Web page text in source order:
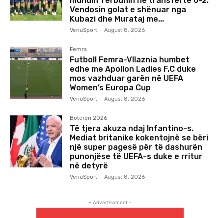
Vendosin golat e shënuar nga
Kubazi dhe Murataj me...
VeriuSport - August 8, 2026
Femra
Futboll Femra-Vllaznia humbet
edhe me Apollon Ladies F.C duke
mos vazhduar garën në UEFA
Women’s Europa Cup
VeriuSport - August 8, 2026
Botërori 2026
Të tjera akuza ndaj Infantino-s.
Mediat britanike kokentojnë se bëri
një super pagesë për të dashurën
punonjëse të UEFA-s duke e rritur
në detyrë
VeriuSport - August 8, 2026
- Advertisement -